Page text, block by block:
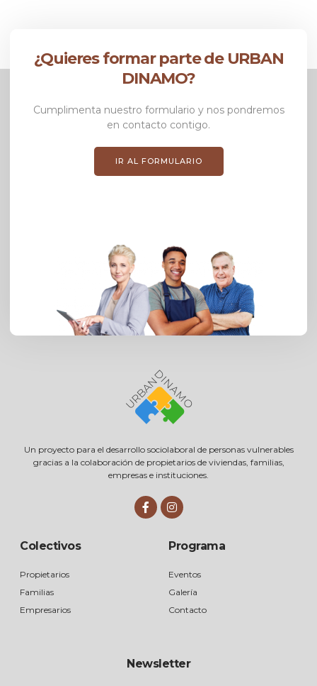
¿Quieres formar parte de URBAN
DINAMO?
Cumplimenta nuestro formulario y nos pondremos
en contacto contigo.
IR AL FORMULARIO
Un proyecto para el desarrollo sociolaboral de personas vulnerables
gracias a la colaboración de propietarios de viviendas, familias,
empresas e instituciones.
Colectivos
Propietarios
Familias
Empresarios
Programa
Eventos
Galería
Contacto
Newsletter